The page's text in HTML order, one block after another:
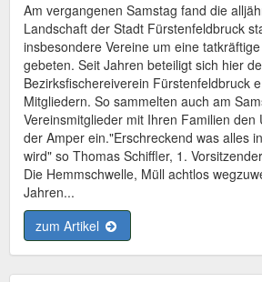
Am vergangenen Samstag fand die
Landschaft der Stadt Fürstenfeldbruck
insbesondere Vereine um eine
gebeten. Seit Jahren beteiligt sich hier
Bezirksfischereiverein Fürstenfeldbruck
Mitgliedern. So sammelten auch am
Vereinsmitglieder mit Ihren Familien den
der Amper ein."Erschreckend was alles
wird" so Thomas Schiffler, 1.
Die Hemmschwelle, Müll achtlos
Jahren...
zum Artikel